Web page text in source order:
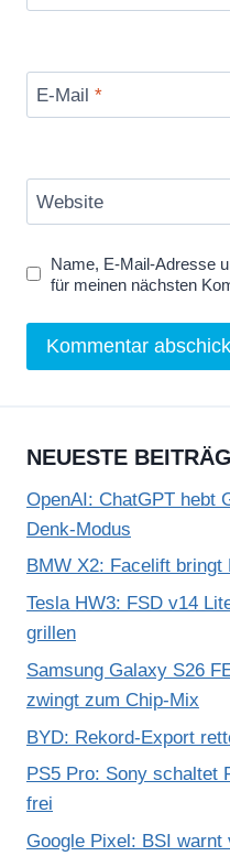
E-Mail *
Website
Name, E-Mail-Adresse
für meinen nächsten
NEUESTE
OpenAI: ChatGPT hebt
Denk-Modus
BMW X2: Facelift
Tesla HW3: FSD v14
grillen
Samsung Galaxy S26
zwingt zum Chip-Mix
BYD: Rekord-Export
PS5 Pro: Sony schaltet
frei
Google Pixel: BSI